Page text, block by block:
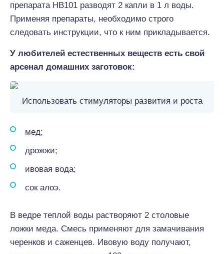
препарата НВ101 разводят 2 капли в 1 л воды.
Применяя препараты, необходимо строго
следовать инструкции, что к ним прикладывается.
У любителей естественных веществ есть свой
арсенал домашних заготовок:
Использовать стимуляторы развития и роста
мед;
дрожжи;
ивовая вода;
сок алоэ.
В ведре теплой воды растворяют 2 столовые
ложки меда. Смесь применяют для замачивания
черенков и саженцев. Ивовую воду получают,